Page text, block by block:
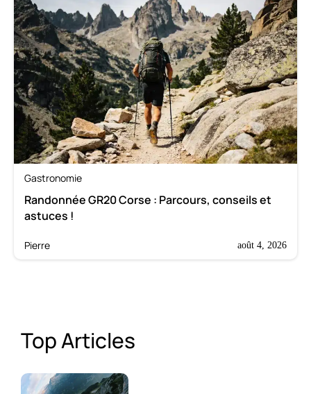
Gastronomie
Randonnée GR20 Corse : Parcours, conseils et
astuces !
Pierre août 4, 2026
Top Articles